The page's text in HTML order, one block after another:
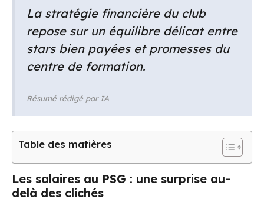
La stratégie financière du club
repose sur un équilibre délicat entre
stars bien payées et promesses du
centre de formation.
Résumé rédigé par IA
Table des matières
Les salaires au PSG : une surprise au-
delà des clichés